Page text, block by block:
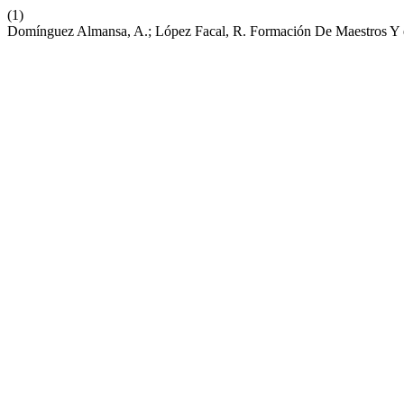
(1)
Domínguez Almansa, A.; López Facal, R. Formación De Maestros